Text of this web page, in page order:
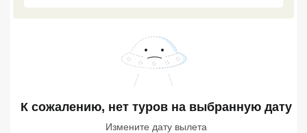
К сожалению, нет туров на выбранную дату
Измените дату вылета
Сетевые отели Турции